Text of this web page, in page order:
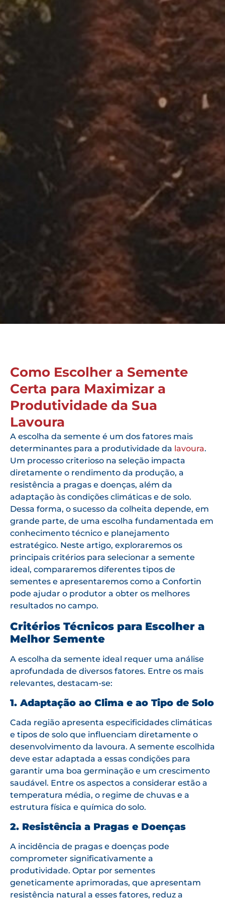
Como Escolher a Semente
Certa para Maximizar a
Produtividade da Sua
Lavoura
A escolha da semente é um dos fatores mais
determinantes para a produtividade da lavoura.
Um processo criterioso na seleção impacta
diretamente o rendimento da produção, a
resistência a pragas e doenças, além da
adaptação às condições climáticas e de solo.
Dessa forma, o sucesso da colheita depende, em
grande parte, de uma escolha fundamentada em
conhecimento técnico e planejamento
estratégico. Neste artigo, exploraremos os
principais critérios para selecionar a semente
ideal, compararemos diferentes tipos de
sementes e apresentaremos como a Confortin
pode ajudar o produtor a obter os melhores
resultados no campo.
Critérios Técnicos para Escolher a
Melhor Semente
A escolha da semente ideal requer uma análise
aprofundada de diversos fatores. Entre os mais
relevantes, destacam-se:
1. Adaptação ao Clima e ao Tipo de Solo
Cada região apresenta especificidades climáticas
e tipos de solo que influenciam diretamente o
desenvolvimento da lavoura. A semente escolhida
deve estar adaptada a essas condições para
garantir uma boa germinação e um crescimento
saudável. Entre os aspectos a considerar estão a
temperatura média, o regime de chuvas e a
estrutura física e química do solo.
2. Resistência a Pragas e Doenças
A incidência de pragas e doenças pode
comprometer significativamente a
produtividade. Optar por sementes
geneticamente aprimoradas, que apresentam
resistência natural a esses fatores, reduz a